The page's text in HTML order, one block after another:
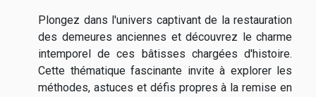
Plongez dans l'univers captivant de la restauration
des demeures anciennes et découvrez le charme
intemporel de ces bâtisses chargées d'histoire.
Cette thématique fascinante invite à explorer les
méthodes, astuces et défis propres à la remise en